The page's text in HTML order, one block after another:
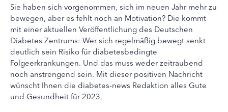
Sie haben sich vorgenommen, sich im neuen Jahr mehr zu
bewegen, aber es fehlt noch an Motivation? Die kommt
mit einer aktuellen Veröffentlichung des Deutschen
Diabetes Zentrums: Wer sich regelmäßig bewegt senkt
deutlich sein Risiko für diabetesbedingte
Folgeerkrankungen. Und das muss weder zeitraubend
noch anstrengend sein. Mit dieser positiven Nachricht
wünscht Ihnen die diabetes-news Redaktion alles Gute
und Gesundheit für 2023.